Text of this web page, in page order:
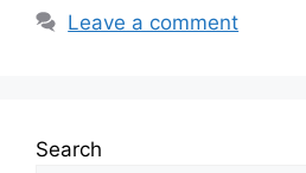
Leave a comment
Search